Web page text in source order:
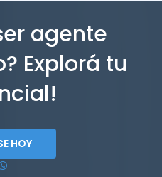
agente
Explorá tu
HOY